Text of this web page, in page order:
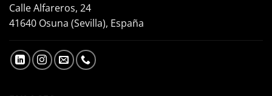
Calle Alfareros, 24
41640 Osuna (Sevilla), España